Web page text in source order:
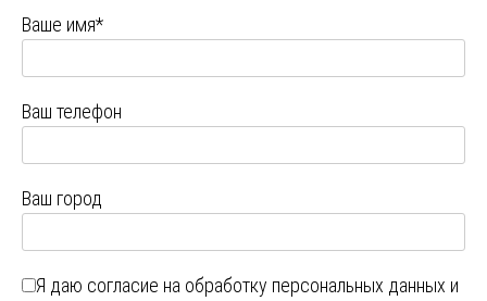
Ваше имя*
Ваш телефон
Ваш город
Я даю согласие на обработку персональных данных и